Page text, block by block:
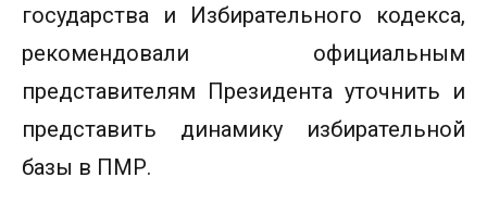
государства и Избирательного кодекса,
рекомендовали официальным
представителям Президента уточнить и
представить динамику избирательной
базы в ПМР.